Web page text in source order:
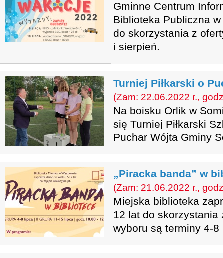
Gminne Centrum
Biblioteka Publiczna
do skorzystania z
i sierpień.
Turniej Piłkarski o
(Zam: 22.06.2022 r.,
Na boisku Orlik w
się Turniej Piłkarski
Puchar Wójta Gminy
„Piracka banda” w
(Zam: 21.06.2022 r.,
Miejska biblioteka
12 lat do skorzystania
wyboru są terminy 4-